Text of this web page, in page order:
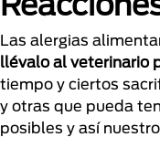
Las alergias
llévalo al veterinario
tiempo y ciertos
y otras que pueda
posibles y así